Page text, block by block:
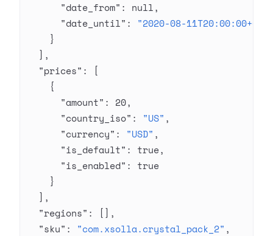
      "date_from"
: null,
      "date_until"
: "2020-08-
    }
  ],
  "prices"
: [
    {
      "amount"
: 20,
      "country_iso"
: "US" ,
      "currency"
: "USD" ,
      "is_default"
: true,
      "is_enabled"
: true
    }
  ],
  "regions"
: [],
  "sku"
: "com.xsolla.crystal_pack_2" ,